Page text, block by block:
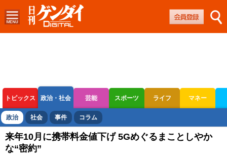
トピックス 政治・社会 芸能 スポーツ ライフ マネー
ボートレース 競輪 オートレース
政治 社会 事件 コラム
来年10月に携帯料金値下げ 5Gめぐるまことしやか
な“密約”